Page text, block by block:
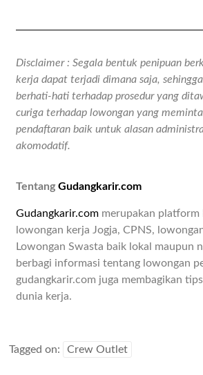
Disclaimer : Segala bentuk penipuan
kerja dapat terjadi dimana saja,
berhati-hati terhadap prosedur yang
curiga terhadap lowongan yang
pendaftaran baik untuk alasan
akomodatif.
TentangGudangkarir.com
Gudangkarir.com merupakan platform
lowongan kerja Jogja, CPNS,
Lowongan Swasta baik lokal maupun
berbagi informasi tentang lowongan
gudangkarir.com juga membagikan
dunia kerja.
Tagged on: Crew Outlet